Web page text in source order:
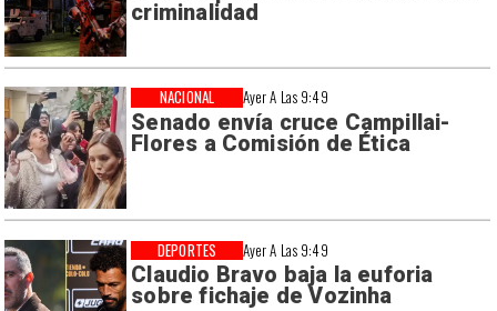
criminalidad
Ayer A Las 9:49
Senado envía cruce Campillai-
Flores a Comisión de Ética
NACIONAL
Ayer A Las 9:49
Claudio Bravo baja la euforia
sobre fichaje de Vozinha
DEPORTES